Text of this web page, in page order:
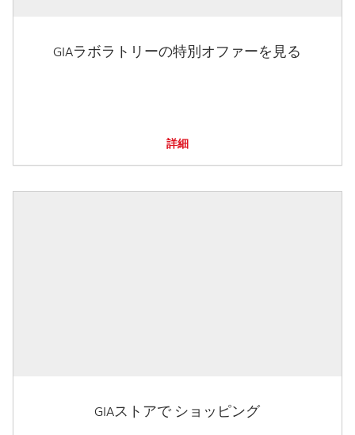
GIAラボラトリーの特別オファーを見る
詳細
GIAストアで ショッピング